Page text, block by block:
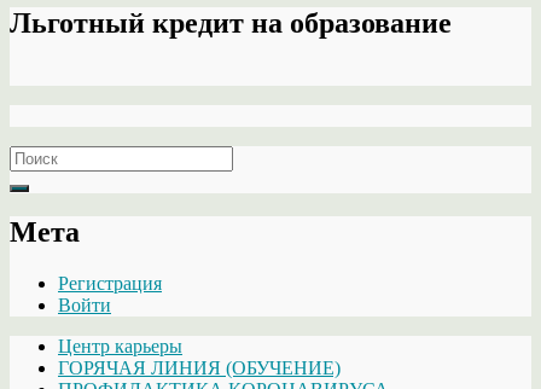
Льготный кредит на образование
Search
for:
Мета
Регистрация
Войти
Центр карьеры
ГОРЯЧАЯ ЛИНИЯ (ОБУЧЕНИЕ)